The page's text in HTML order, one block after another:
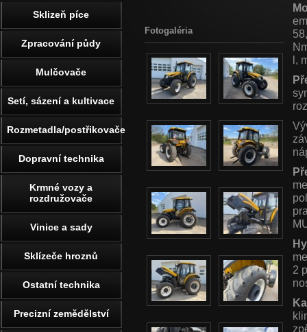
l,
2
Fotogaléria
Sklizeň píce
Zpracování půdy
Mulčovače
Setí, sázení a kultivace
Rozmetadla/postřikovače
Dopravní technika
Krmné vozy a
rozdružovače
Vinice a sady
Sklízeče hroznů
Ostatní technika
Precizní zemědělství